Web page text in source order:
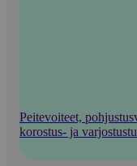
Peitevoiteet,
korostus- ja